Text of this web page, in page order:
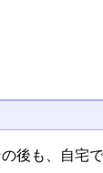
後も、自宅